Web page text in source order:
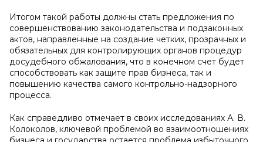
Итогом такой работы должны стать предложения по
совершенствованию законодательства и подзаконных
актов, направленные на создание четких, прозрачных и
обязательных для контролирующих органов процедур
досудебного обжалования, что в конечном счет будет
способствовать как защите прав бизнеса, так и
повышению качества самого контрольно-надзорного
процесса.
Как справедливо отмечает в своих исследованиях А. В.
Колоколов, ключевой проблемой во взаимоотношениях